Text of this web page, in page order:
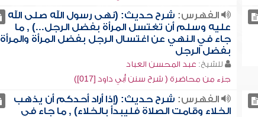
الفهرس: شرح حديث: (نهى رسول الله صلى الله
عليه وسلم أن تغتسل المرأة بفضل الرجل...) , ما
جاء في النهي عن اغتسال الرجل بفضل المرأة والمرأة
بفضل الرجل
للشيخ: عبد المحسن العباد
جزء من محاضرة ( شرح سنن أبي داود [017])
الفهرس: شرح حديث: (إذا أراد أحدكم أن يذهب
الخلاء وقامت الصلاة فليبدأ بالخلاء) , ما جاء في